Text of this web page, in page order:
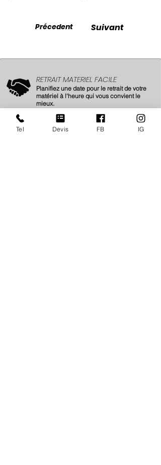
Précedent Suivant
RETRAIT MATERIEL FACILE
Planifiez une date pour le retrait de votre
matériel à l'heure qui vous convient le
mieux.
SERVICE SUR MESURE
Un service pour professionnels, par des
Tel Devis FB IG